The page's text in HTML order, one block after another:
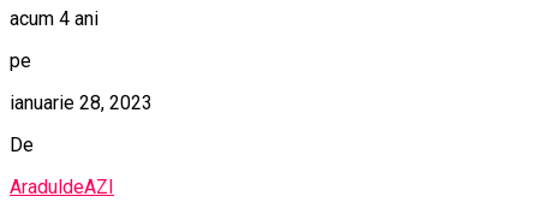
acum 4 ani
pe
ianuarie 28, 2023
De
AraduldeAZI